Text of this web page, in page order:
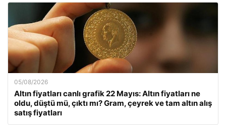
05/08/2026
Altın fiyatları canlı grafik 22 Mayıs: Altın fiyatları ne
oldu, düştü mü, çıktı mı? Gram, çeyrek ve tam altın alış
satış fiyatları